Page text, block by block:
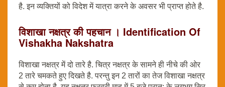
है. इन व्यक्तियों को विदेश में यात्रा करने के अवसर भी प्राप्त होते है.
विशाखा नक्षत्र की पहचान । Identification Of
Vishakha Nakshatra
विशाखा नक्षत्र में दो तारे है. चित्र नक्षत्र के सामने ही नीचे की ओर
2 तारे चमकते हुए दिखते है. परन्तु इन 2 तारों का तेज विशाखा नक्षत्र